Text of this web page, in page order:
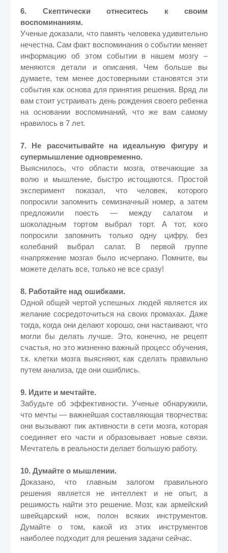
6. Скептически отнеситесь к своим
воспоминаниям.
Ученые доказали, что память человека удивительно
нечестна. Сам факт воспоминания о событии меняет
информацию об этом событии в нашем мозгу –
меняются детали и описания. Чем больше вы
думаете, тем менее достоверными становятся эти
события как основа для принятия решения. Вряд ли
вам стоит устраивать день рождения своего ребенка
на основании воспоминаний, что же вам самому
нравилось в 7 лет.
7. Не рассчитывайте на идеальную фигуру и
супермышление одновременно.
Выяснилось, что области мозга, отвечающие за
волю и мышление, быстро истощаются. Простой
эксперимент показал, что человек, которого
попросили запомнить семизначный номер, а затем
предложили поесть — между салатом и
шоколадным тортом выбрал торт. А тот, кого
попросили запомнить только одну цифру, без
колебаний выбрал салат. В первой группе
«напряжение мозга» было исчерпано. Помните, вы
можете делать все, только не все сразу!
8. Работайте над ошибками.
Одной общей чертой успешных людей является их
желание сосредоточиться на своих промахах. Даже
тогда, когда они делают хорошо, они настаивают, что
могли бы делать лучше. Это, конечно, не рецепт
счастья, но это жизненно важный процесс обучения,
т.к. клетки мозга выясняют, как сделать правильно
путем анализа, где они ошиблись.
9. Идите и мечтайте.
Забудьте об эффективности. Ученые обнаружили,
что мечты — важнейшая составляющая творчества:
они вызывают пик активности в сети мозга, которая
соединяет его части и образовывает новые связи.
Мечтатель в реальности делает большую работу.
10. Думайте о мышлении.
Доказано, что главным залогом правильного
решения является не интеллект и не опыт, а
решимость найти это решение. Мозг, как армейский
швейцарский нож, полон всяких инструментов.
Думайте о том, какой из этих инструментов
наиболее подходит для решения задачи сейчас.